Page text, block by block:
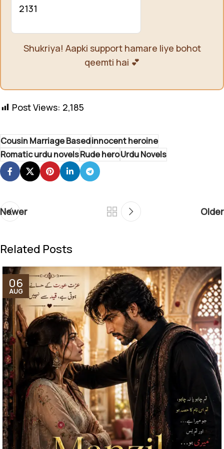
2131
Shukriya! Aapki support hamare liye bohot
qeemti hai 💕
Post Views: 2,185
Cousin Marriage Basedinnocent heroine
Romatic urdu novelsRude heroUrdu Novels
Newer Older
Related Posts
06
AUG